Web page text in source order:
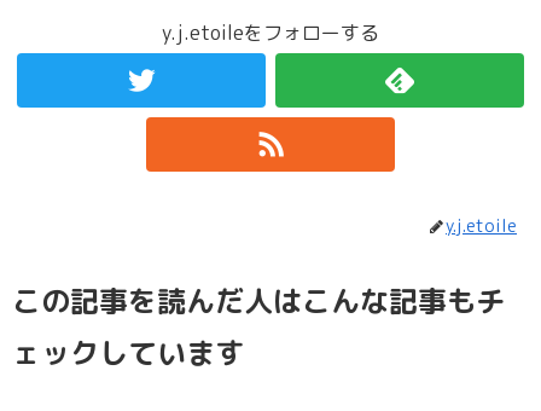
y.j.etoileをフォローする
y.j.etoile
この記事を読んだ人はこんな記事もチ
ェックしています